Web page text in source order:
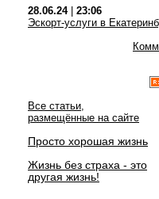
28.06.24| 23:06
Эскорт-услуги в
Все статьи,
размещённые на сайте
Просто хорошая жизнь
Жизнь без страха - это
другая жизнь!